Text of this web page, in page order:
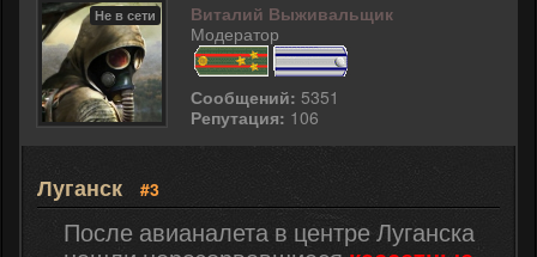
Не в сети
Виталий Выживальщик
Модератор
Сообщений: 5351
Репутация: 106
Луганск #3
После авианалета в центре Луганска